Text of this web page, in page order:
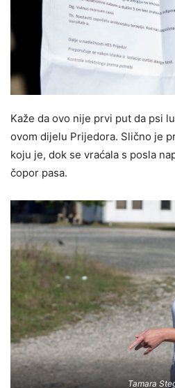
Kaže da ovo nije prvi put da psi
ovom dijelu Prijedora. Slično je
koju je, dok se vraćala s posla
čopor pasa.
Tamara